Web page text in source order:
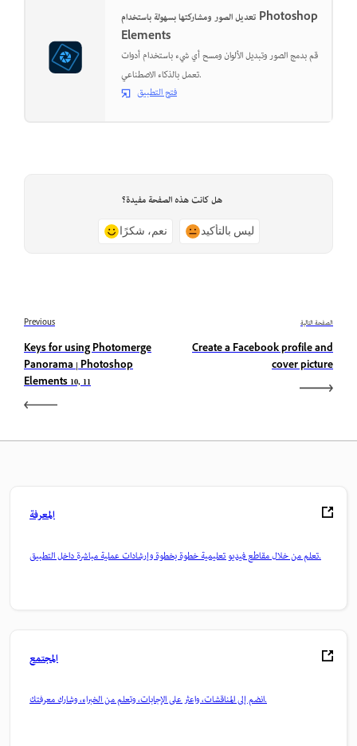
تعديل الصور ومشاركتها بسهولة باستخدام Photoshop
Elements
قم بدمج الصور وتبديل الألوان ومسح أي شيء باستخدام أدوات
تعمل بالذكاء الاصطناعي.
فتح التطبيق
هل كانت هذه الصفحة مفيدة؟
نعم، شكرًا ليس بالتأكيد
Previous
Keys for using Photomerge
Panorama | Photoshop
Elements 10, 11
الصفحة التالية
Create a Facebook profile and
cover picture
المعرفة
تعلم من خلال مقاطع فيديو تعليمية خطوة بخطوة وإرشادات عملية مباشرة داخل التطبيق.
المجتمع
انضم إلى المناقشات، واعثر على الإجابات، وتعلم من الخبراء، وشارك معرفتك.